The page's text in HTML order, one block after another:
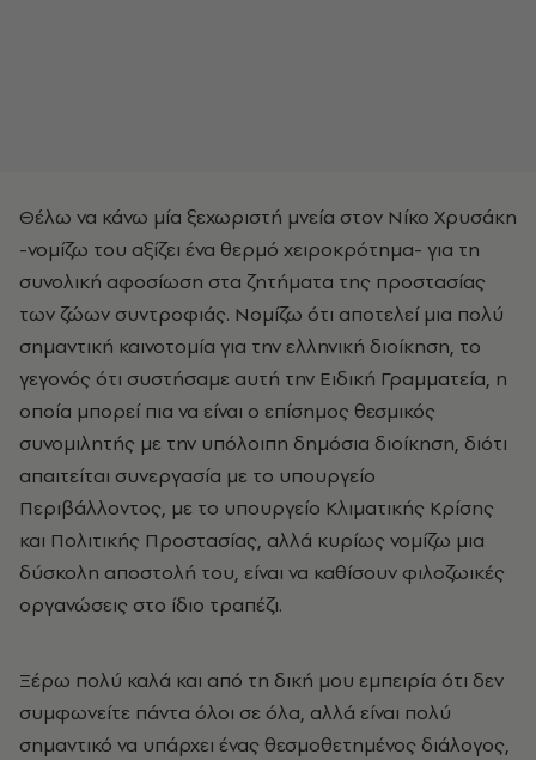
Θέλω να κάνω μία ξεχωριστή μνεία στον Νίκο Χρυσάκη
-νομίζω του αξίζει ένα θερμό χειροκρότημα- για τη
συνολική αφοσίωση στα ζητήματα της προστασίας
των ζώων συντροφιάς. Νομίζω ότι αποτελεί μια πολύ
σημαντική καινοτομία για την ελληνική διοίκηση, το
γεγονός ότι συστήσαμε αυτή την Ειδική Γραμματεία, η
οποία μπορεί πια να είναι ο επίσημος θεσμικός
συνομιλητής με την υπόλοιπη δημόσια διοίκηση, διότι
απαιτείται συνεργασία με το υπουργείο
Περιβάλλοντος, με το υπουργείο Κλιματικής Κρίσης
και Πολιτικής Προστασίας, αλλά κυρίως νομίζω μια
δύσκολη αποστολή του, είναι να καθίσουν φιλοζωικές
οργανώσεις στο ίδιο τραπέζι.
Ξέρω πολύ καλά και από τη δική μου εμπειρία ότι δεν
συμφωνείτε πάντα όλοι σε όλα, αλλά είναι πολύ
σημαντικό να υπάρχει ένας θεσμοθετημένος διάλογος,